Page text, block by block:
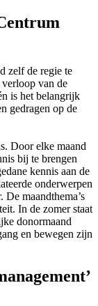
zelf de regie te
van de
is het belangrijk
gedragen op de
Door elke maand
bij te brengen
kennis aan de
onderwerpen
maandthema’s
In de zomer staat
donormaand
en bewegen zijn